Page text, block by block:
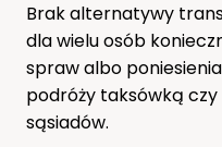
Brak alternatywy
dla wielu osób
spraw albo
podróży taksówką
sąsiadów.